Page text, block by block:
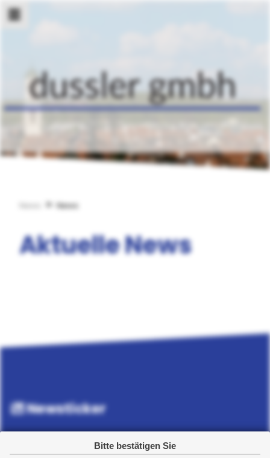
Bitte bestätigen Sie
News
Aktuelle News
Newsticker